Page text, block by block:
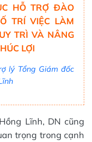
HỖ TRỢ ĐÀO
TRÍ VIỆC LÀM
TRÌ VÀ NÂNG
LỢI
lý Tổng Giám đốc
Lĩnh, DN cũng
trọng trong cạnh